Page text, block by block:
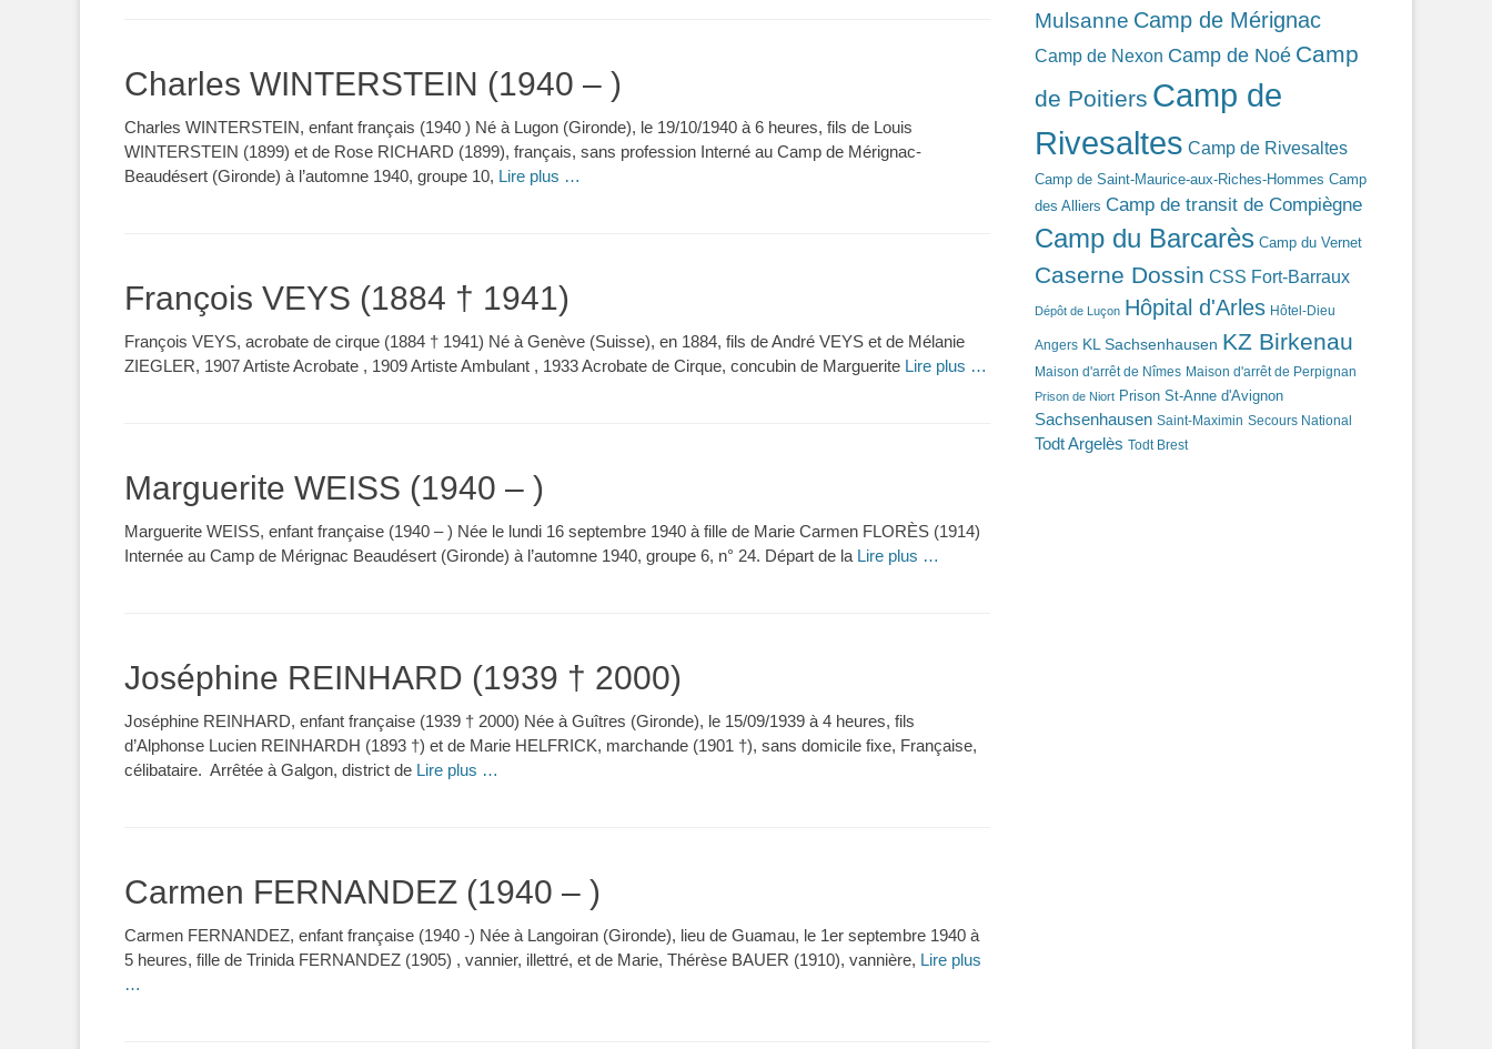
Charles WINTERSTEIN (1940 – )
Charles WINTERSTEIN, enfant français (1940 ) Né à Lugon (Gironde), le 19/10/1940 à 6 heures, fils de Louis
WINTERSTEIN (1899) et de Rose RICHARD (1899), français, sans profession Interné au Camp de Mérignac-
Beaudésert (Gironde) à l’automne 1940, groupe 10, Lire plus …
François VEYS (1884 † 1941)
François VEYS, acrobate de cirque (1884 † 1941) Né à Genève (Suisse), en 1884, fils de André VEYS et de Mélanie
ZIEGLER, 1907 Artiste Acrobate , 1909 Artiste Ambulant , 1933 Acrobate de Cirque, concubin de Marguerite Lire plus …
Marguerite WEISS (1940 – )
Marguerite WEISS, enfant française (1940 – ) Née le lundi 16 septembre 1940 à fille de Marie Carmen FLORÈS (1914)
Internée au Camp de Mérignac Beaudésert (Gironde) à l’automne 1940, groupe 6, n° 24. Départ de la Lire plus …
Joséphine REINHARD (1939 † 2000)
Joséphine REINHARD, enfant française (1939 † 2000) Née à Guîtres (Gironde), le 15/09/1939 à 4 heures, fils
d’Alphonse Lucien REINHARDH (1893 †) et de Marie HELFRICK, marchande (1901 †), sans domicile fixe, Française,
célibataire. Arrêtée à Galgon, district de Lire plus …
Carmen FERNANDEZ (1940 – )
Carmen FERNANDEZ, enfant française (1940 -) Née à Langoiran (Gironde), lieu de Guamau, le 1er septembre 1940 à
5 heures, fille de Trinida FERNANDEZ (1905) , vannier, illettré, et de Marie, Thérèse BAUER (1910), vannière, Lire plus
…
Mulsanne Camp de Mérignac
Camp de Nexon Camp de Noé Camp
de Poitiers Camp de
Rivesaltes Camp de Rivesaltes
Camp de Saint-Maurice-aux-Riches-Hommes Camp
des Alliers Camp de transit de Compiègne
Camp du Barcarès Camp du Vernet
Caserne Dossin CSS Fort-Barraux
Dépôt de Luçon Hôpital d'Arles Hôtel-Dieu
Angers KL Sachsenhausen KZ Birkenau
Maison d'arrêt de Nîmes Maison d'arrêt de Perpignan
Prison de Niort Prison St-Anne d'Avignon
Sachsenhausen Saint-Maximin Secours National
Todt Argelès Todt Brest